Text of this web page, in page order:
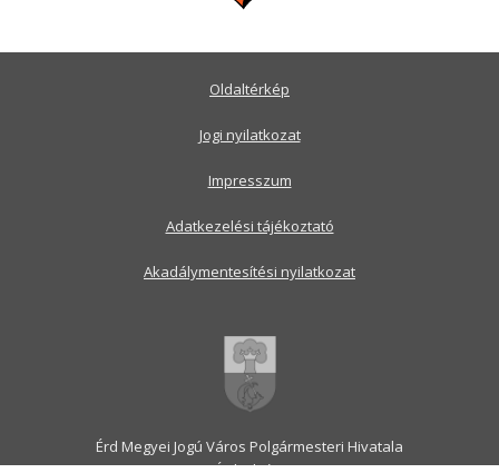
Érd Megyei Jogú Város Polgármesteri Hivatala
Oldaltérkép
Jogi nyilatkozat
Impresszum
Adatkezelési tájékoztató
Akadálymentesítési nyilatkozat